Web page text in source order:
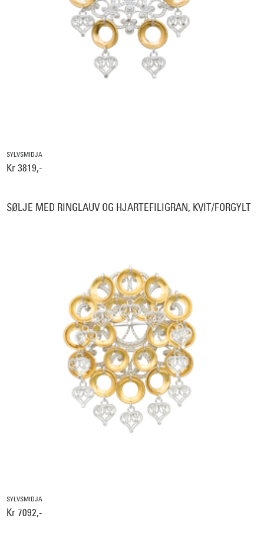
SYLVSMIDJA
Kr 3819,-
SØLJE MED RINGLAUV OG HJARTEFILIGRAN, KVIT/FORGYLT
SYLVSMIDJA
Kr 7092,-